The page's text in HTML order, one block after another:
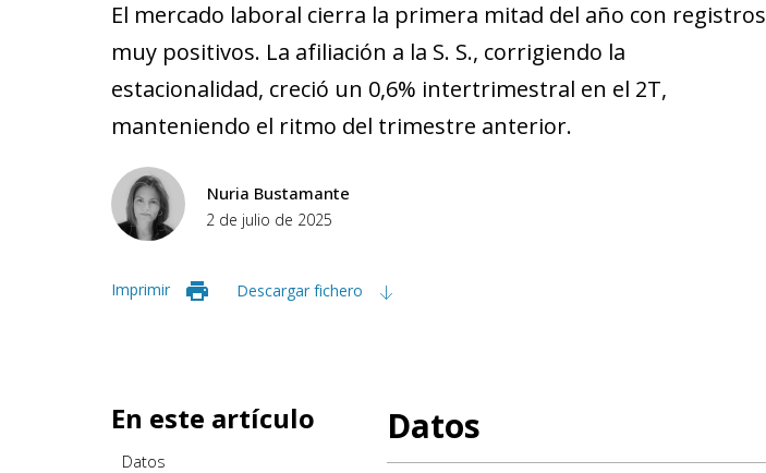
El mercado laboral cierra la primera mitad del año con registros
muy positivos. La afiliación a la S. S., corrigiendo la
estacionalidad, creció un 0,6% intertrimestral en el 2T,
manteniendo el ritmo del trimestre anterior.
Nuria Bustamante
2 de julio de 2025
Imprimir Descargar fichero
En este artículo
Datos
Datos